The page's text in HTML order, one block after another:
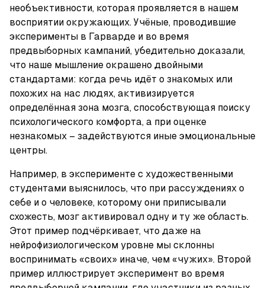
необъективности, которая проявляется в нашем
восприятии окружающих. Учёные, проводившие
эксперименты в Гарварде и во время
предвыборных кампаний, убедительно доказали,
что наше мышление окрашено двойными
стандартами: когда речь идёт о знакомых или
похожих на нас людях, активизируется
определённая зона мозга, способствующая поиску
психологического комфорта, а при оценке
незнакомых – задействуются иные эмоциональные
центры.
Например, в эксперименте с художественными
студентами выяснилось, что при рассуждениях о
себе и о человеке, которому они приписывали
схожесть, мозг активировал одну и ту же область.
Этот пример подчёркивает, что даже на
нейрофизиологическом уровне мы склонны
воспринимать «своих» иначе, чем «чужих». Второй
пример иллюстрирует эксперимент во время